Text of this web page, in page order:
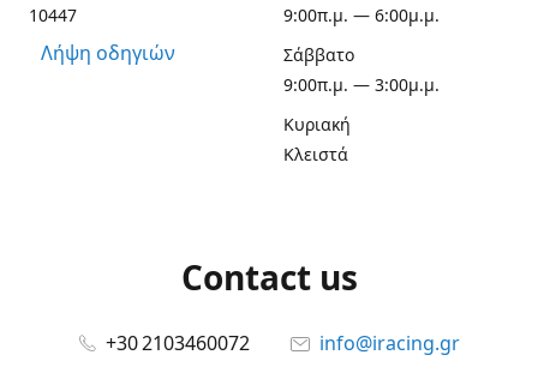
10447
Λήψη οδηγιών
9:00π.μ. — 6:00μ.μ.
Σάββατο
9:00π.μ. — 3:00μ.μ.
Κυριακή
Κλειστά
Contact us
+30 2103460072
info@iracing.gr